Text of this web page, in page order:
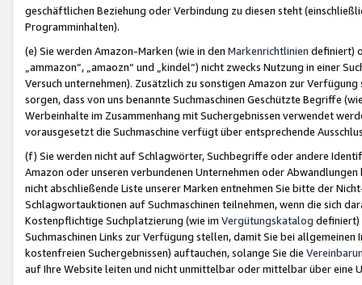
geschäftlichen Beziehung oder Verbindung zu diesen steht
Programminhalten).
(e) Sie werden Amazon-Marken (wie in den Markenrichtlinien definiert)
„ammazon“, „amaozn“ und „kindel“) nicht zwecks Nutzung in einer
Versuch unternehmen). Zusätzlich zu sonstigen Amazon zur
sorgen, dass von uns benannte Suchmaschinen Geschützte Begriffe
Werbeinhalte im Zusammenhang mit Suchergebnissen verwendet
vorausgesetzt die Suchmaschine verfügt über entsprechende
(f) Sie werden nicht auf Schlagwörter, Suchbegriffe oder andere
Amazon oder unseren verbundenen Unternehmen oder
nicht abschließende Liste unserer Marken entnehmen Sie bitte der
Schlagwortauktionen auf Suchmaschinen teilnehmen, wenn die sich
Kostenpflichtige Suchplatzierung (wie im Vergütungskatalog definiert)
Suchmaschinen Links zur Verfügung stellen, damit Sie bei
kostenfreien Suchergebnissen) auftauchen, solange Sie die
auf Ihre Website leiten und nicht unmittelbar oder mittelbar über eine